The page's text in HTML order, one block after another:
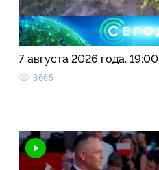
7 августа 2026 года. 19:00
3665